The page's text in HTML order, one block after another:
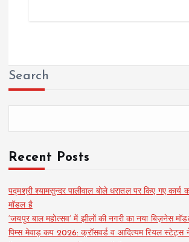
Search
Recent Posts
पद्मश्री श्यामसुन्दर पालीवाल बोले धरातल पर किए गए कार्य
मॉडल है
‘जयपुर बाल महोत्सव’ में झीलों की नगरी का नया बिज़नेस
पिम्स मेवाड़ कप 2026: क्रॉसवर्ड व आदित्यम रियल स्टेट्स